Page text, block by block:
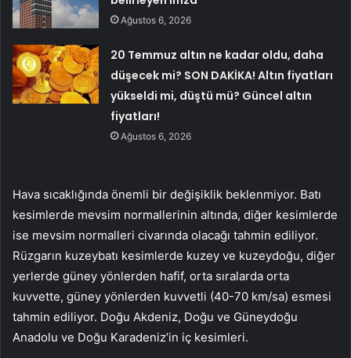
Ağustos 6, 2026
20 Temmuz altın ne kadar oldu, daha
düşecek mi? SON DAKİKA! Altın fiyatları
yükseldi mi, düştü mü? Güncel altın
fiyatları!
Ağustos 6, 2026
Hava sıcaklığında önemli bir değişiklik beklenmiyor. Batı
kesimlerde mevsim normallerinin altında, diğer kesimlerde
ise mevsim normalleri civarında olacağı tahmin ediliyor.
Rüzgarın kuzeybatı kesimlerde kuzey ve kuzeydoğu, diğer
yerlerde güney yönlerden hafif, orta sıralarda orta
kuvvette, güney yönlerden kuvvetli (40-70 km/sa) esmesi
tahmin ediliyor. Doğu Akdeniz, Doğu ve Güneydoğu
Anadolu ve Doğu Karadeniz’in iç kesimleri.